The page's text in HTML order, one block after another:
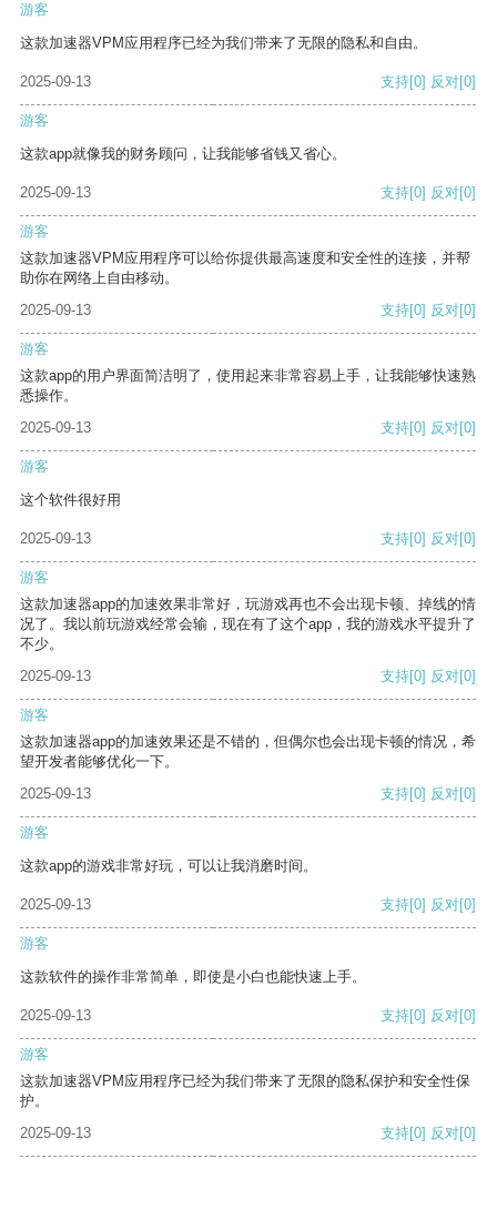
游客
这款加速器VPM应用程序已经为我们带来了无限的隐私和自由。
2025-09-13 支持[0] 反对[0]
游客
这款app就像我的财务顾问，让我能够省钱又省心。
2025-09-13 支持[0] 反对[0]
游客
这款加速器VPM应用程序可以给你提供最高速度和安全性的连接，并帮
助你在网络上自由移动。
2025-09-13
支持[0] 反对[0]
游客
这款app的用户界面简洁明了，使用起来非常容易上手，让我能够快速熟
悉操作。
2025-09-13
支持[0] 反对[0]
游客
这个软件很好用
2025-09-13 支持[0] 反对[0]
游客
这款加速器app的加速效果非常好，玩游戏再也不会出现卡顿、掉线的情
况了。我以前玩游戏经常会输，现在有了这个app，我的游戏水平提升了
不少。
2025-09-13
支持[0] 反对[0]
游客
这款加速器app的加速效果还是不错的，但偶尔也会出现卡顿的情况，希
望开发者能够优化一下。
2025-09-13
支持[0] 反对[0]
游客
这款app的游戏非常好玩，可以让我消磨时间。
2025-09-13 支持[0] 反对[0]
游客
这款软件的操作非常简单，即使是小白也能快速上手。
2025-09-13 支持[0] 反对[0]
游客
这款加速器VPM应用程序已经为我们带来了无限的隐私保护和安全性保
护。
2025-09-13
支持[0] 反对[0]